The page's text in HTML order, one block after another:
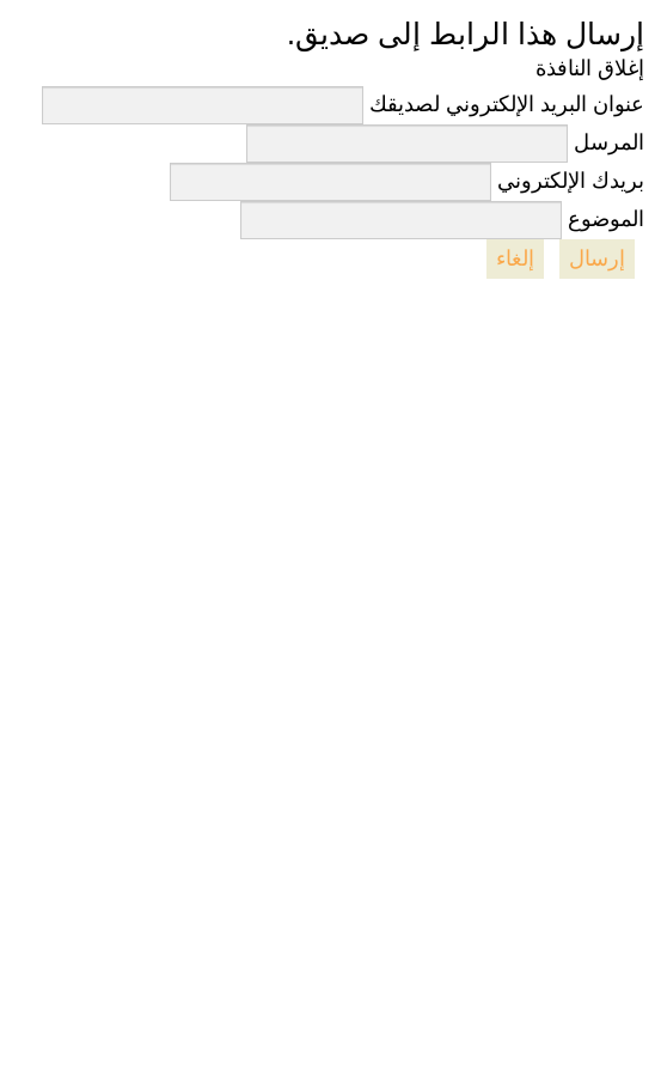
إرسال هذا الرابط إلى صديق.
إغلاق النافذة
عنوان البريد الإلكتروني لصديقك
المرسل
بريدك الإلكتروني
الموضوع
إرسال
إلغاء